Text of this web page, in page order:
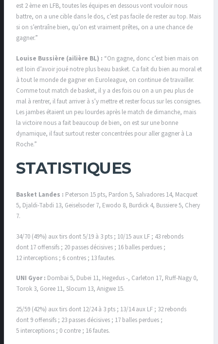
est 2 ème en LFB, toutes les équipes en dessous vont vouloir nous
battre, on a une cible dans le dos, c’est pas facile de rester au top. Mais
si on s’entraîne bien, qu’on est vraiment prêtes, on a une chance de
gagner.”
Louise Bussière (ailière BL) : “On gagne, donc c’est bien mais on
est loin d’avoir joué notre plus beau basket. Ca fait du bien au moral et
à tout le monde de gagner en Euroleague, on continue de travailler.
Comme tout match de basket, il y a des fois ou on a un peu plus de
mal à rentrer, il faut arriver à s’y mettre et rester focus sur les consignes.
Les jambes étaient un peu lourdes après le match de dimanche, mais
la victoire nous a fait beaucoup de bien, on est sur une bonne
dynamique, il faut surtout rester concentrées pour aller gagner à La
Roche.”
STATISTIQUES
Basket Landes : Peterson 15 pts, Pardon 5, Salvadores 14, Macquet
5, Djaldi-Tabdi 13, Geiselsoder 7, Ewodo 8, Burdick 4, Bussiere 5, Chery
7.
34/70 (49%) aux tirs dont 5/19 à 3 pts ; 10/15 aux LF ; 43 rebonds
dont 17 offensifs ; 20 passes décisives ; 16 balles perdues ;
12 interceptions ; 6 contres ; 13 fautes.
UNI Gyor : Dombai 5, Dubei 11, Hegedus -, Carleton 17, Ruff-Nagy 0,
Torok 3, Goree 11, Slocum 13, Anigwe 15.
25/59 (42%) aux tirs dont 12/24 à 3 pts ; 13/14 aux LF ; 32 rebonds
dont 9 offensifs ; 23 passes décisives ; 17 balles perdues ;
5 interceptions ; 0 contre ; 16 fautes.